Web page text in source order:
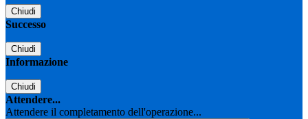
Chiudi
Successo
Chiudi
Informazione
Chiudi
Attendere...
Attendere il completamento dell'operazione...